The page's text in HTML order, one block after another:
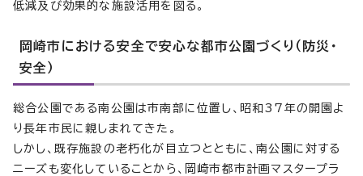
低減及び効果的な施設活用を図る。
岡崎市における安全で安心な都市公園づくり（防災・
安全）
総合公園である南公園は市南部に位置し、昭和37年の開園よ
り長年市民に親しまれてきた。
しかし、既存施設の老朽化が目立つとともに、南公園に対する
ニーズも変化していることから、岡崎市都市計画マスタープラ